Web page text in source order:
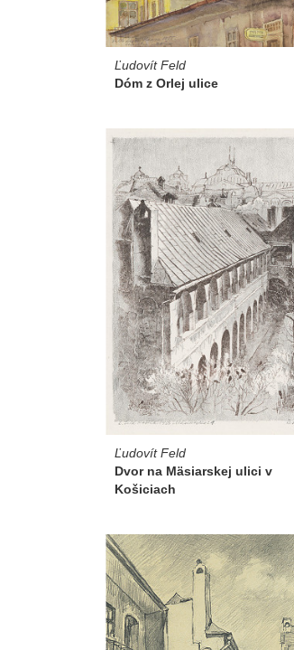
Ľudovít Feld
Dóm z Orlej ulice
Ľudovít Feld
Dvor na Mäsiarskej ulici v
Košiciach